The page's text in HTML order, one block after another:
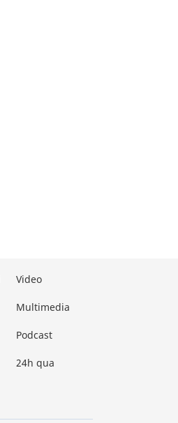
Video
Multimedia
Podcast
24h qua